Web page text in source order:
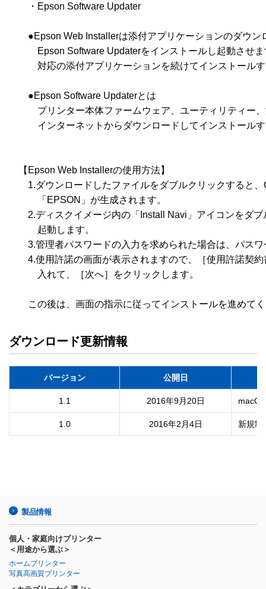
・Epson Software Updater
●Epson Web Installerは添付アプリケーションのダウン
Epson Software Updaterをインストールし起動させま
対応の添付アプリケーションを続けてインストールす
●Epson Software Updaterとは
プリンター本体ファームウェア、ユーティリティー、
インターネットからダウンロードしてインストールす
【Epson Web Installerの使用方法】
1.ダウンロードしたファイルをダブルクリックすると、
「EPSON」が生成されます。
2.ディスクイメージ内の「Install Navi」アイコンをダブ
起動します。
3.管理者パスワードの入力を求められた場合は、パスワ
4.使用許諾の画面が表示されますので、［使用許諾契約
入れて、［次へ］をクリックします。
ダウンロード更新情報
バージョン 公開日
1.1 2016年9月20日
1.0 2016年2月4日 新規制
製品情報
個人・家庭向けプリンター
＜用途から選ぶ＞
ホームプリンター
写真高画質プリンター